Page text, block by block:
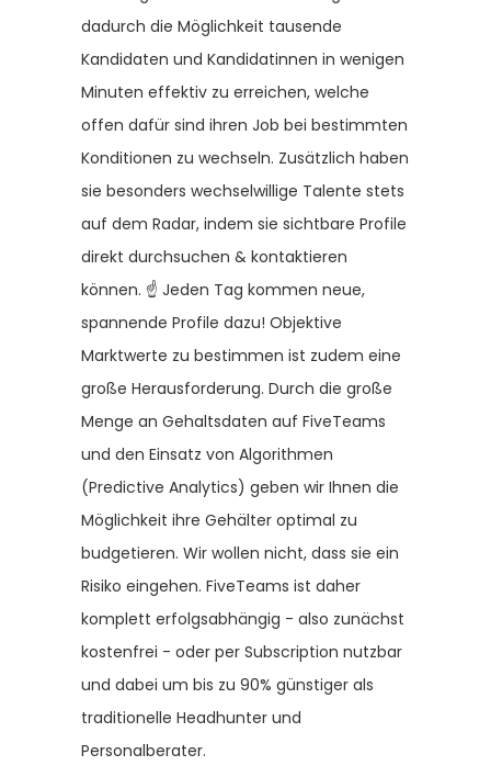
dadurch die Möglichkeit tausende
Kandidaten und Kandidatinnen in wenigen
Minuten effektiv zu erreichen, welche
offen dafür sind ihren Job bei bestimmten
Konditionen zu wechseln. Zusätzlich haben
sie besonders wechselwillige Talente stets
auf dem Radar, indem sie sichtbare Profile
direkt durchsuchen & kontaktieren
können. ☝️ Jeden Tag kommen neue,
spannende Profile dazu! Objektive
Marktwerte zu bestimmen ist zudem eine
große Herausforderung. Durch die große
Menge an Gehaltsdaten auf FiveTeams
und den Einsatz von Algorithmen
(Predictive Analytics) geben wir Ihnen die
Möglichkeit ihre Gehälter optimal zu
budgetieren. Wir wollen nicht, dass sie ein
Risiko eingehen. FiveTeams ist daher
komplett erfolgsabhängig - also zunächst
kostenfrei - oder per Subscription nutzbar
und dabei um bis zu 90% günstiger als
traditionelle Headhunter und
Personalberater.